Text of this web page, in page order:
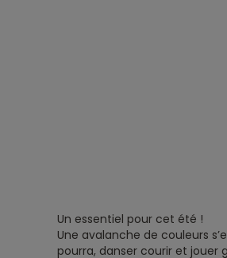
Un essentiel pour cet été !
Une avalanche de couleurs
pourra, danser courir et jouer